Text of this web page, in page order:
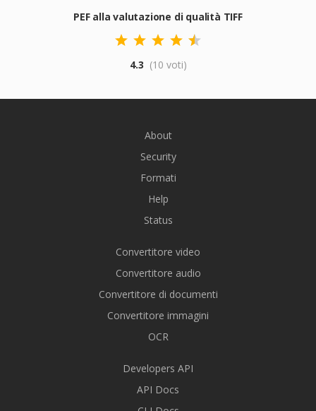
PEF alla valutazione di qualità TIFF
4.3 (10 voti)
About
Security
Formati
Help
Status
Convertitore video
Convertitore audio
Convertitore di documenti
Convertitore immagini
OCR
Developers API
API Docs